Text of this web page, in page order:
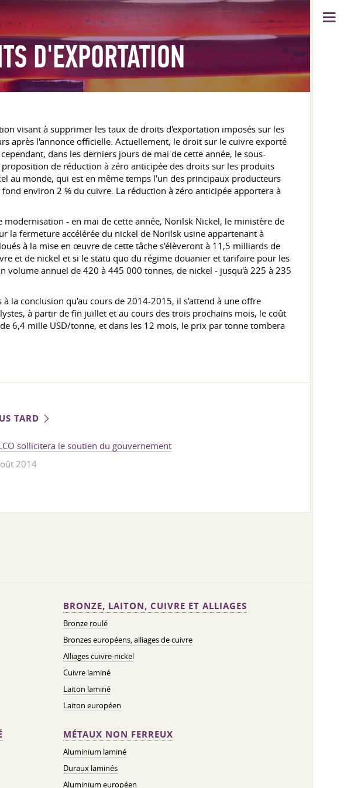
D'EXPORTATION
visant à supprimer les taux de droits d'exportation imposés sur les
après l'annonce officielle. Actuellement, le droit sur le cuivre exporté
dans les derniers jours de mai de cette année, le sous-
de réduction à zéro anticipée des droits sur les produits
au monde, qui est en même temps l'un des principaux producteurs
environ 2 % du cuivre. La réduction à zéro anticipée apportera à
- en mai de cette année, Norilsk Nickel, le ministère de
la fermeture accélérée du nickel de Norilsk usine appartenant à
à la mise en œuvre de cette tâche s'élèveront à 11,5 milliards de
et de nickel et si le statu quo du régime douanier et tarifaire pour les
annuel de 420 à 445 000 tonnes, de nickel - jusqu'à 225 à 235
la conclusion qu'au cours de 2014-2015, il s'attend à une offre
à partir de fin juillet et au cours des trois prochains mois, le coût
6,4 mille USD/tonne, et dans les 12 mois, le prix par tonne tombera
TARD
sollicitera le soutien du gouvernement
2014
BRONZE, LAITON, CUIVRE ET ALLIAGES
Bronze roulé
Bronzes européens, alliages de cuivre
Alliages cuivre-nickel
Cuivre laminé
Laiton laminé
Laiton européen
MÉTAUX NON FERREUX
Aluminium laminé
Duraux laminés
Aluminium européen